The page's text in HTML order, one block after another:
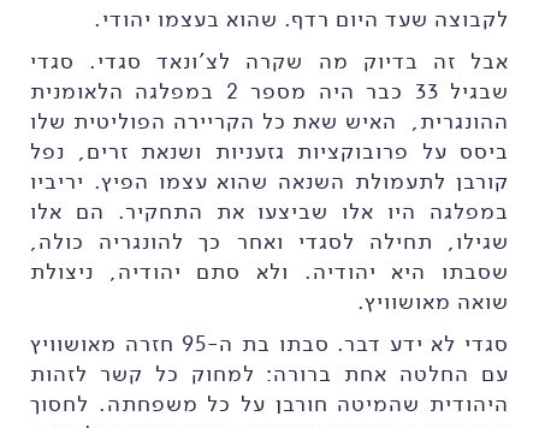
לקבוצה שעד היום רדף. שהוא בעצמו יהודי.
אבל זה בדיוק מה שקרה לצ'ונאד סגדי. סגדי
שבגיל 33 כבר היה מספר 2 במפלגה הלאומנית
ההונגרית, האיש שאת כל הקריירה הפוליטית שלו
ביסס על פרובוקציות גזעניות ושנאת זרים, נפל
קורבן לתעמולת השנאה שהוא עצמו הפיץ. יריביו
במפלגה היו אלו שביצעו את התחקיר. הם אלו
שגילו, תחילה לסגדי ואחר כך להונגריה כולה,
שסבתו היא יהודיה. ולא סתם יהודיה, ניצולת
שואה מאושוויץ.
סגדי לא ידע דבר. סבתו בת ה-95 חזרה מאושוויץ
עם החלטה אחת ברורה: למחוק כל קשר לזהות
היהודית שהמיטה חורבן על כל משפחתה. לחסוך